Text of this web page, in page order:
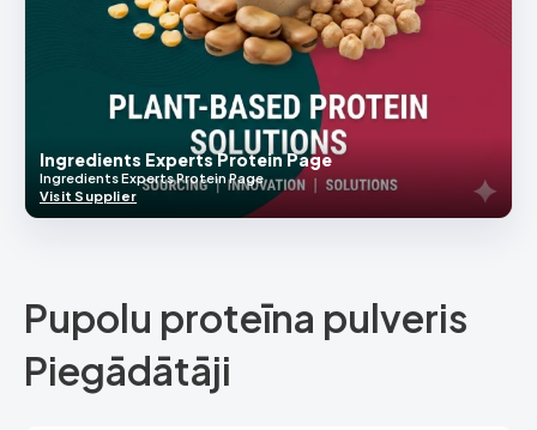
Ingredients Experts Protein Page
Ingredients Experts Protein Page
Visit Supplier
Pupolu proteīna pulveris
Piegādātāji